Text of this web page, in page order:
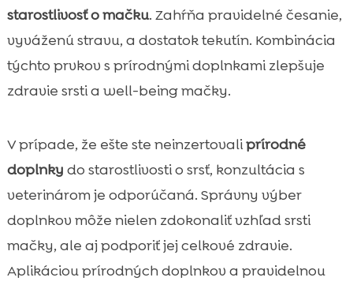
starostlivosť o mačku. Zahŕňa pravidelné česanie,
vyváženú stravu, a dostatok tekutín. Kombinácia
týchto prvkov s prírodnými doplnkami zlepšuje
zdravie srsti a well-being mačky.
V prípade, že ešte ste neinzertovaliprírodné
doplnky do starostlivosti o srsť, konzultácia s
veterinárom je odporúčaná. Správny výber
doplnkov môže nielen zdokonaliť vzhľad srsti
mačky, ale aj podporiť jej celkové zdravie.
Aplikáciou prírodných doplnkov a pravidelnou